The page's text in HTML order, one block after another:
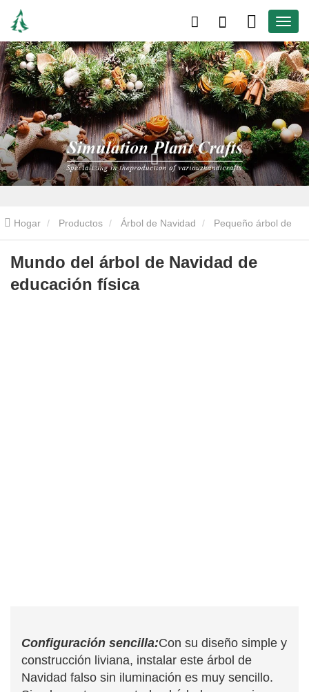
Hogar Productos Árbol de Navidad Pequeño árbol de
Navidad Mundo del árbol de Navidad de educación física
Mundo del árbol de Navidad de
educación física
Configuración sencilla:Con su diseño simple y
construcción liviana, instalar este árbol de
Navidad falso sin iluminación es muy sencillo.